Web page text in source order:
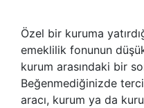
Özel bir kuruma
emeklilik fonunun
kurum arasındaki bir
Beğenmediğinizde
aracı, kurum ya da